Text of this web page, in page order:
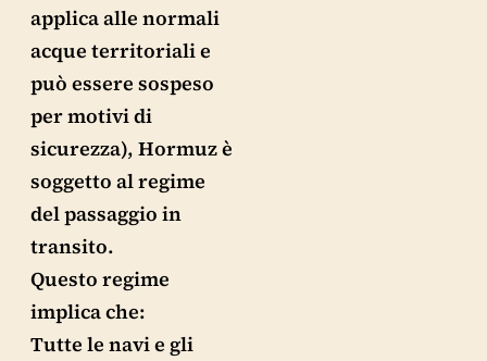
applica alle normali
acque territoriali e
può essere sospeso
per motivi di
sicurezza), Hormuz è
soggetto al regime
del passaggio in
transito.
Questo regime
implica che:
Tutte le navi e gli